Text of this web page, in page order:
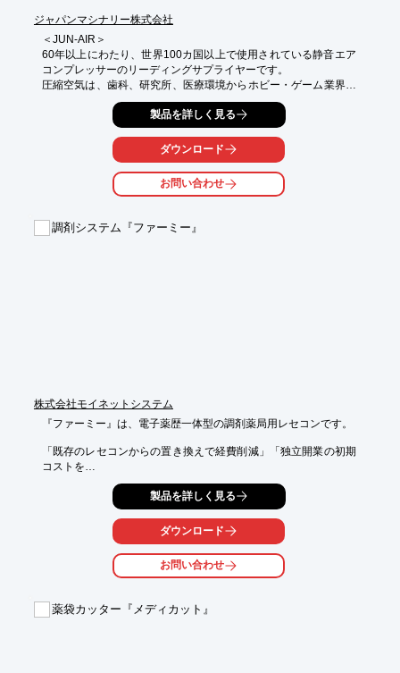
ジャパンマシナリー株式会社
＜JUN-AIR＞
60年以上にわたり、世界100カ国以上で使用されている静音エア
コンプレッサーのリーディングサプライヤーです。
圧縮空気は、歯科、研究所、医療環境からホビー・ゲーム業界、
アスレチック業界など幅広い用途で使用されています。
・給油式・無給油式をラインナップ
・低振動・低騒音を実現
・一般作業機器のみならず分析機器・医療機器・美容機器・歯科
機器など幅広い用途に好適
サーです。
製品を詳しく見る
ダウンロード
お問い合わせ
調剤システム『ファーミー』
株式会社モイネットシステム
『ファーミー』は、電子薬歴一体型の調剤薬局用レセコンです。
「既存のレセコンからの置き換えで経費削減」「独立開業の初期
コストを
抑えるために」「2店舗目、3店舗目の新規開業にも」などの用途
高機能で低価格な『ファーミー』が選ばれています。
また、在宅やかかりつけ薬剤師制度を支援する仕組みや、患者様
気遣える機能を搭載。『ファーミー』をお使いいただくことで、
集まる地域に根差したフレンドリーな薬局運営をご支援いたしま
す。
製品を詳しく見る
ダウンロード
お問い合わせ
薬袋カッター『メディカット』